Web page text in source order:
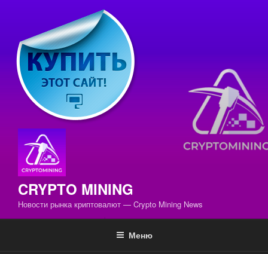
содержимому
CRYPTO MINING
Новости рынка криптовалют — Crypto Mining News
Меню